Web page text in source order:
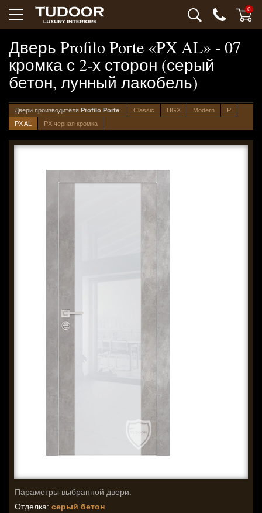
0
Дверь Profilo Porte «PX AL» - 07
кромка с 2-х сторон (серый
бетон, лунный лакобель)
Двери производителя Profilo Porte: Classic HGX Modern
P
PX AL
PX черная кромка
Параметры выбранной двери:
Отделка: серый бетон